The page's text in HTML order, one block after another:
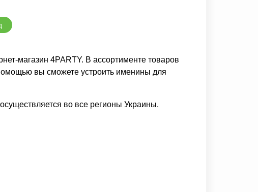
магазин 4PARTY. В ассортименте товаров
вы сможете устроить именины для
во все регионы Украины.